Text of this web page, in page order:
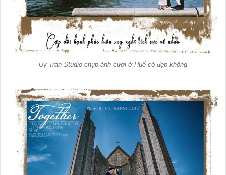
Uy Tran Studio chụp ảnh cưới ở Huế có đẹp không